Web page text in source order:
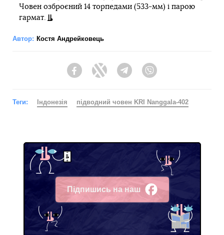
Човен озброєний 14 торпедами (533-мм) і парою
гармат.
Автор: Костя Андрейковець
FacebookTwitter Telegram
Теги: Індонезія підводний човен KRI Nanggala-402
Підпишись на наш
Facebook